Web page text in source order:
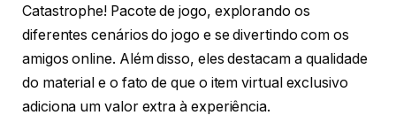
Catastrophe! Pacote de jogo, explorando os
diferentes cenários do jogo e se divertindo com os
amigos online. Além disso, eles destacam a qualidade
do material e o fato de que o item virtual exclusivo
adiciona um valor extra à experiência.